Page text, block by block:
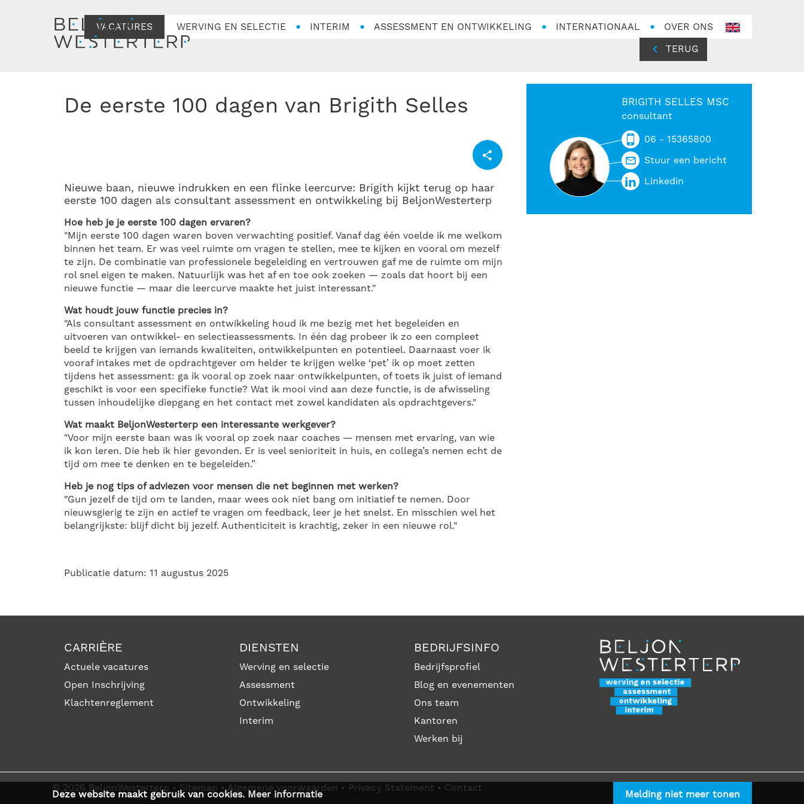
Deze website maakt gebruik van cookies.Meer informatie Melding niet meer tonen
VACATURES WERVING EN SELECTIE INTERIM ASSESSMENT EN ONTWIKKELING INTERNATIONAAL OVER ONS
en-
TERUG
De eerste 100 dagen van Brigith Selles
Nieuwe baan, nieuwe indrukken en een flinke leercurve: Brigith kijkt terug op haar
eerste 100 dagen als consultant assessment en ontwikkeling bij BeljonWesterterp
Hoe heb je je eerste 100 dagen ervaren?
"Mijn eerste 100 dagen waren boven verwachting positief. Vanaf dag één voelde ik me welkom
binnen het team. Er was veel ruimte om vragen te stellen, mee te kijken en vooral om mezelf
te zijn. De combinatie van professionele begeleiding en vertrouwen gaf me de ruimte om mijn
rol snel eigen te maken. Natuurlijk was het af en toe ook zoeken — zoals dat hoort bij een
nieuwe functie — maar die leercurve maakte het juist interessant."
Wat houdt jouw functie precies in?
"Als consultant assessment en ontwikkeling houd ik me bezig met het begeleiden en
uitvoeren van ontwikkel- en selectieassessments. In één dag probeer ik zo een compleet
beeld te krijgen van iemands kwaliteiten, ontwikkelpunten en potentieel. Daarnaast voer ik
vooraf intakes met de opdrachtgever om helder te krijgen welke ‘pet’ ik op moet zetten
tijdens het assessment: ga ik vooral op zoek naar ontwikkelpunten, of toets ik juist of iemand
geschikt is voor een specifieke functie? Wat ik mooi vind aan deze functie, is de afwisseling
tussen inhoudelijke diepgang en het contact met zowel kandidaten als opdrachtgevers."
Wat maakt BeljonWesterterp een interessante werkgever?
"Voor mijn eerste baan was ik vooral op zoek naar coaches — mensen met ervaring, van wie
ik kon leren. Die heb ik hier gevonden. Er is veel senioriteit in huis, en collega’s nemen echt de
tijd om mee te denken en te begeleiden.”
Heb je nog tips of adviezen voor mensen die net beginnen met werken?
"Gun jezelf de tijd om te landen, maar wees ook niet bang om initiatief te nemen. Door
nieuwsgierig te zijn en actief te vragen om feedback, leer je het snelst. En misschien wel het
belangrijkste: blijf dicht bij jezelf. Authenticiteit is krachtig, zeker in een nieuwe rol."
Publicatie datum: 11 augustus 2025
BRIGITH SELLES MSC
consultant
06 - 15365800
Stuur een bericht
Linkedin
CARRIÈRE
Actuele vacatures
Open Inschrijving
Klachtenreglement
DIENSTEN
Werving en selectie
Assessment
Ontwikkeling
Interim
BEDRIJFSINFO
Bedrijfsprofiel
Blog en evenementen
Ons team
Kantoren
Werken bij
© 2026 BeljonWesterterp • Sitemap • Algemene voorwaarden • Privacy Statement • Contact